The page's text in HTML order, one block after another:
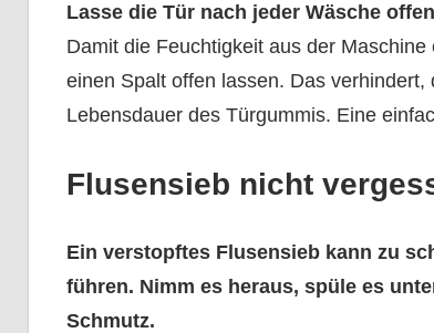
Lasse die Tür nach jeder Wäsche
Damit die Feuchtigkeit aus der
einen Spalt offen lassen. Das
Lebensdauer des Türgummis. Eine
Flusensieb nicht
Ein verstopftes Flusensieb kann zu
führen. Nimm es heraus, spüle es
Schmutz.